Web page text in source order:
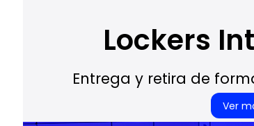
Lockers
Entrega y retira de
Ver